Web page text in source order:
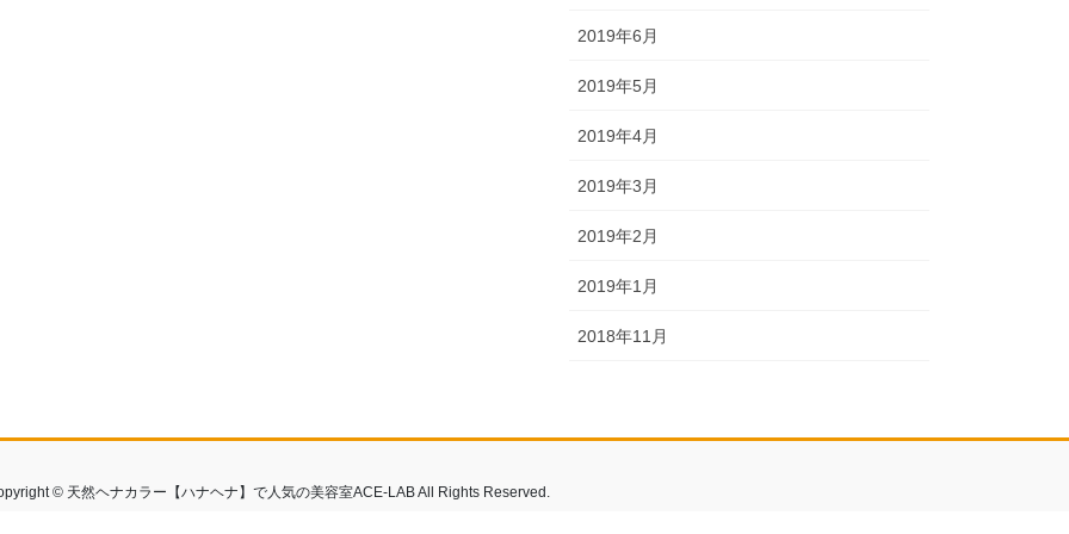
2019年6月
2019年5月
2019年4月
2019年3月
2019年2月
2019年1月
2018年11月
© 天然ヘナカラー【ハナヘナ】で人気の美容室ACE-LAB All Rights Reserved.